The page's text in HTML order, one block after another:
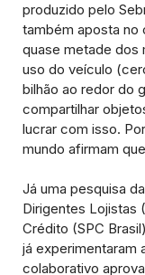
produzido pelo
também aposta no
quase metade dos
uso do veículo
bilhão ao redor do
compartilhar
lucrar com isso.
mundo afirmam
Já uma pesquisa
Dirigentes Lojistas
Crédito (SPC
já experimentaram
colaborativo